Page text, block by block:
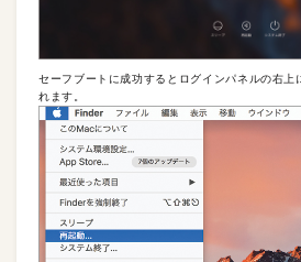
セーフブートに成功するとログインパネルの右上
れます。